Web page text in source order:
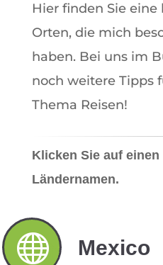
Hier finden Sie
Orten, die mich
haben. Bei uns im
noch weitere Tipps
Thema Reisen!
Klicken Sie auf
Ländernamen.
Mexico